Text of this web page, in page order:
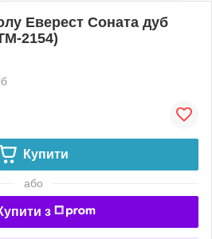
Еверест Соната дуб
2154)
Купити
або
з